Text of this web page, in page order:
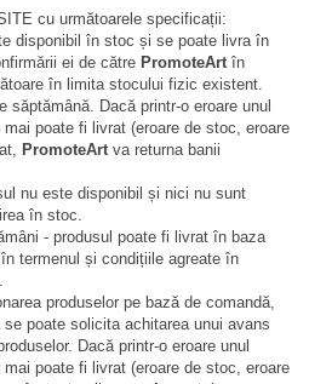
cu următoarele specificații:
în stoc și se poate livra în
ei de către PromoteArtîn
în limita stocului fizic existent.
Dacă printr-o eroare unul
poate fi livrat (eroare de stoc, eroare
PromoteArtva returna banii
este disponibil și nici nu sunt
în stoc.
- produsul poate fi livrat în baza
termenul și condițiile agreate în
produselor pe bază de comandă,
poate solicita achitarea unui avans
Dacă printr-o eroare unul
poate fi livrat (eroare de stoc, eroare